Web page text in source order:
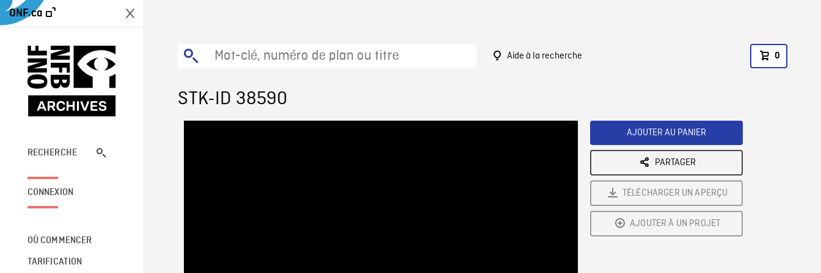
ONF.ca
RECHERCHE
CONNEXION
OÙ COMMENCER
TARIFICATION
Aide à la recherche 0
STK-ID 38590
AJOUTER AU PANIER
PARTAGER
TÉLÉCHARGER UN APERÇU
AJOUTER À UN PROJET